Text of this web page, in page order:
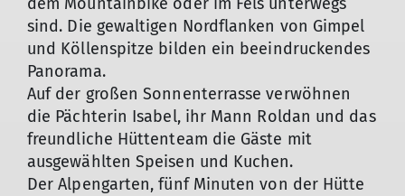
sind. Die gewaltigen Nordflanken von Gimpel
und Köllenspitze bilden ein beeindruckendes
Panorama.
Auf der großen Sonnenterrasse verwöhnen
die Pächterin Isabel, ihr Mann Roldan und das
freundliche Hüttenteam die Gäste mit
ausgewählten Speisen und Kuchen.
Der Alpengarten, fünf Minuten von der Hütte